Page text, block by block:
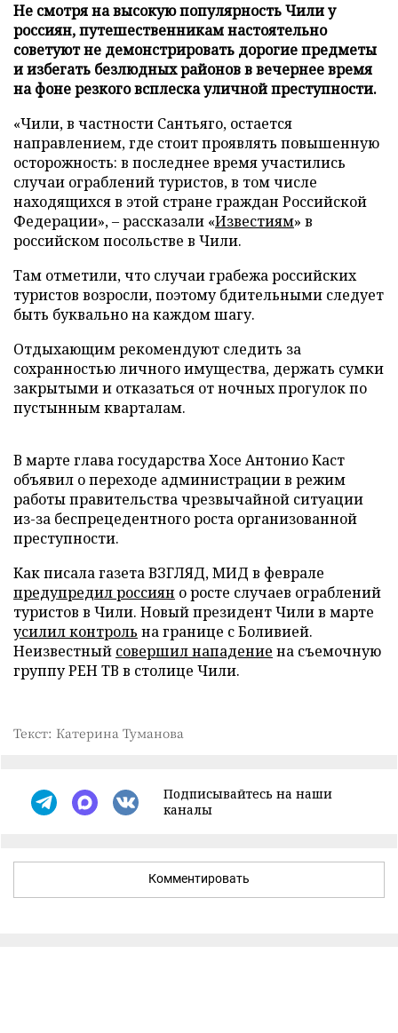
Не смотря на высокую популярность Чили у
россиян, путешественникам настоятельно
советуют не демонстрировать дорогие предметы
и избегать безлюдных районов в вечернее время
на фоне резкого всплеска уличной преступности.
«Чили, в частности Сантьяго, остается
направлением, где стоит проявлять повышенную
осторожность: в последнее время участились
случаи ограблений туристов, в том числе
находящихся в этой стране граждан Российской
Федерации», – рассказали «Известиям» в
российском посольстве в Чили.
Там отметили, что случаи грабежа российских
туристов возросли, поэтому бдительными следует
быть буквально на каждом шагу.
Отдыхающим рекомендуют следить за
сохранностью личного имущества, держать сумки
закрытыми и отказаться от ночных прогулок по
пустынным кварталам.
В марте глава государства Хосе Антонио Каст
объявил о переходе администрации в режим
работы правительства чрезвычайной ситуации
из-за беспрецедентного роста организованной
преступности.
Как писала газета ВЗГЛЯД, МИД в феврале
предупредил россиян о росте случаев ограблений
туристов в Чили. Новый президент Чили в марте
усилил контроль на границе с Боливией.
Неизвестный совершил нападение на съемочную
группу РЕН ТВ в столице Чили.
Текст: Катерина Туманова
Подписывайтесь на наши
каналы
Комментировать